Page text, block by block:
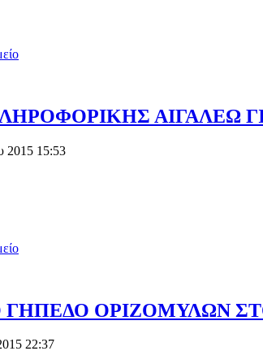
ΑΙΓΑΛΕΩ
2015 15:53
ΓΗΠΕΔΟ ΟΡΙΖΟΜΥΛΩΝ
22:37